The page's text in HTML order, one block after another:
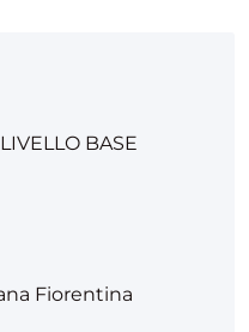
BASE
Fiorentina